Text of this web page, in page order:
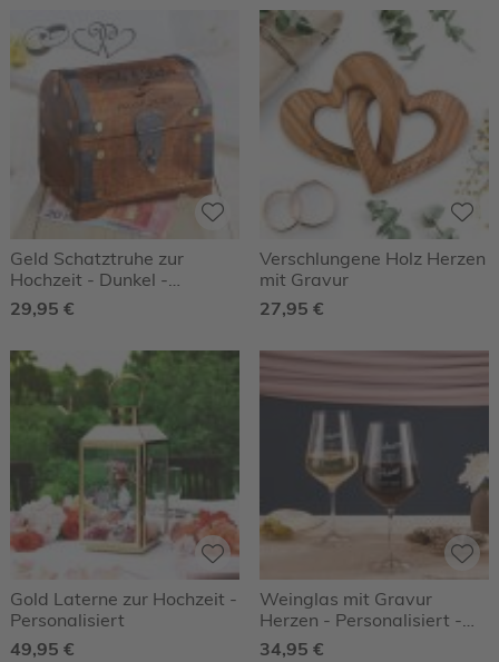
Geld Schatztruhe zur
Hochzeit - Dunkel -
Herzen/Ringe
29,95 €
Verschlungene Holz Herzen
mit Gravur
27,95 €
Gold Laterne zur Hochzeit -
Personalisiert
49,95 €
Weinglas mit Gravur
Herzen - Personalisiert -
2er Set Weißweinglas
34,95 €